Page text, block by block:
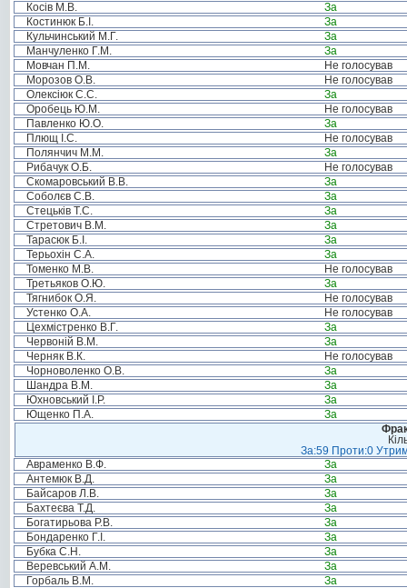
Косів М.В.
За
Костинюк Б.І.
За
Кульчинський М.Г.
За
Манчуленко Г.М.
За
Мовчан П.М.
Не голосував
Морозов О.В.
Не голосував
Олексіюк С.С.
За
Оробець Ю.М.
Не голосував
Павленко Ю.О.
За
Плющ І.С.
Не голосував
Полянчич М.М.
За
Рибачук О.Б.
Не голосував
Скомаровський В.В.
За
Соболєв С.В.
За
Стецьків Т.С.
За
Стретович В.М.
За
Тарасюк Б.І.
За
Терьохін С.А.
За
Томенко М.В.
Не голосував
Третьяков О.Ю.
За
Тягнибок О.Я.
Не голосував
Устенко О.А.
Не голосував
Цехмістренко В.Г.
За
Червоній В.М.
За
Черняк В.К.
Не голосував
Чорноволенко О.В.
За
Шандра В.М.
За
Юхновський І.Р.
За
Ющенко П.А.
За
За:59 Проти:0
Авраменко В.Ф.
За
Антемюк В.Д.
За
Байсаров Л.В.
За
Бахтеєва Т.Д.
За
Богатирьова Р.В.
За
Бондаренко Г.І.
За
Бубка С.Н.
За
Веревський А.М.
За
Горбаль В.М.
За